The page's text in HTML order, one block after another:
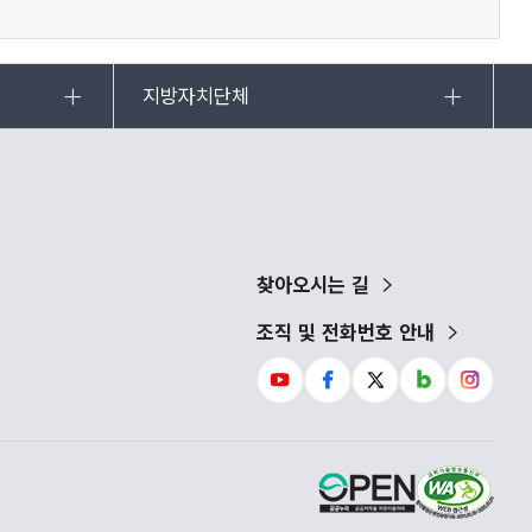
지방자치단체
찾아오시는 길
조직 및 전화번호 안내